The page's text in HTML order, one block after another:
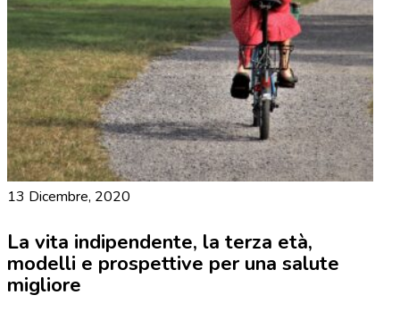
13 Dicembre, 2020
La vita indipendente, la terza età,
modelli e prospettive per una salute
migliore